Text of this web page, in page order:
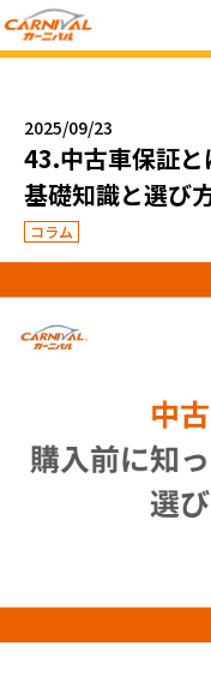
未使用車
中古車
買い方のご提案
コミットワンシス
リターンカー
カーニバル車検
メンテナンスパ
お知らせキャ
ホーム
2025/09/23
43.中古車保証と
基礎知識と選び
コラム